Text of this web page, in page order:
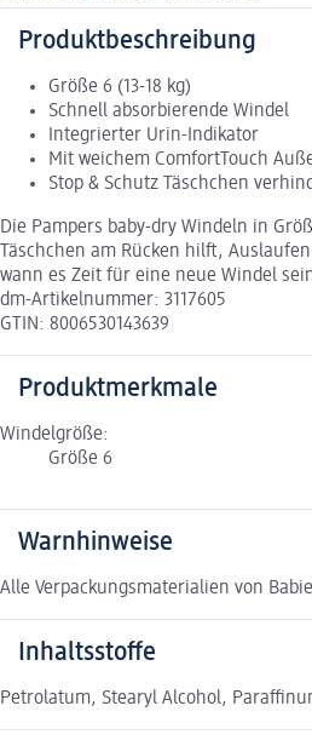
Produktbeschreibung
Größe 6 (13-18 kg)
Schnell absorbierende Windel
Integrierter Urin-Indikator
Mit weichem ComfortTouch
Stop & Schutz Täschchen
Die Pampers baby-dry Windeln in
Täschchen am Rücken hilft,
wann es Zeit für eine neue Windel
dm-Artikelnummer: 3117605
GTIN: 8006530143639
Produktmerkmale
Windelgröße:
Größe 6
Warnhinweise
Alle Verpackungsmaterialien von
Inhaltsstoffe
Petrolatum, Stearyl Alcohol,